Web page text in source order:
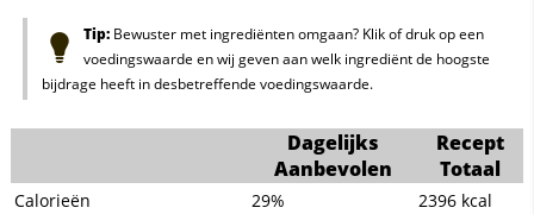
Tip:Bewuster met ingrediënten omgaan? Klik of druk op een
voedingswaarde en wij geven aan welk ingrediënt de hoogste
bijdrage heeft in desbetreffende voedingswaarde.
Dagelijks
Aanbevolen
Recept
Totaal
Calorieën 29% 2396 kcal